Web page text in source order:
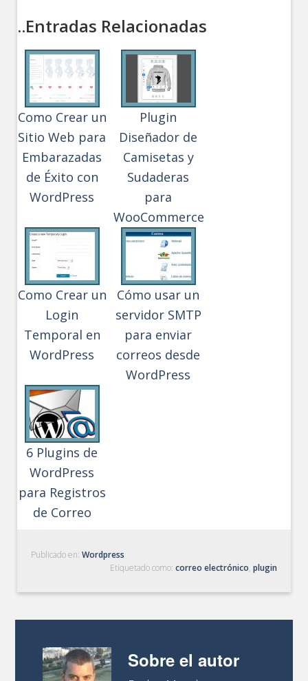
..Entradas Relacionadas
Como Crear un
Sitio Web para
Embarazadas
de Éxito con
WordPress
Plugin
Diseñador de
Camisetas y
Sudaderas
para
WooCommerce
Como Crear un
Login
Temporal en
WordPress
Cómo usar un
servidor SMTP
para enviar
correos desde
WordPress
6 Plugins de
WordPress
para Registros
de Correo
Publicado en:Wordpress
Etiquetado como: correo electrónico, plugin
Sobre el autor